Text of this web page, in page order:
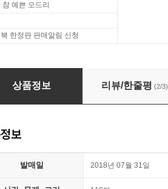
참 예쁜 오드리
한정판 판매알림 신청
는 프라다를 입는다 : 블루레이
상품정보 리뷰/한줄평 (2/3)
보
발매일 2018년 07월 31일